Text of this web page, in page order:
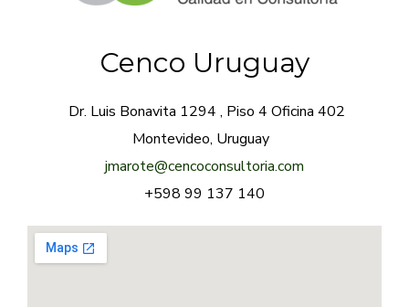
Cenco Uruguay
Dr. Luis Bonavita 1294 , Piso 4 Oficina 402
Montevideo, Uruguay
jmarote@cencoconsultoria.com
+598 99 137 140